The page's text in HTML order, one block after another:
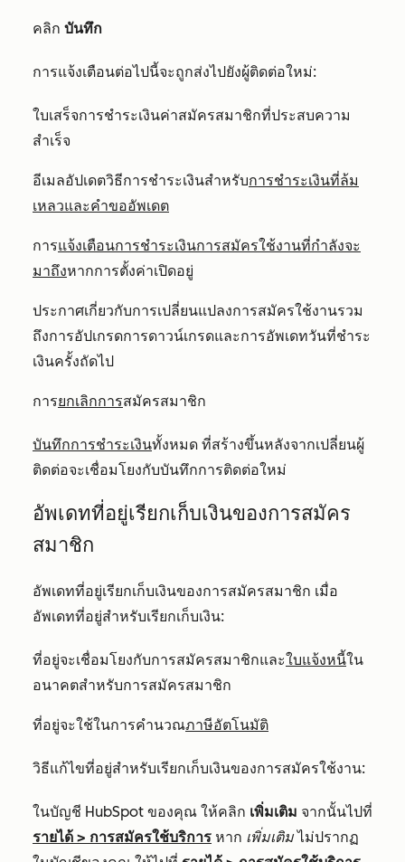
คลิก บันทึก
การแจ้งเตือนต่อไปนี้จะถูกส่งไปยังผู้ติดต่อใหม่:
ใบเสร็จการชำระเงินค่าสมัครสมาชิกที่ประสบความ
สำเร็จ
อีเมลอัปเดตวิธีการชำระเงินสำหรับการชำระเงินที่ล้ม
เหลวและคำขออัพเดต
การแจ้งเตือนการชำระเงินการสมัครใช้งานที่กำลังจะ
มาถึงหากการตั้งค่าเปิดอยู่
ประกาศเกี่ยวกับการเปลี่ยนแปลงการสมัครใช้งานรวม
ถึงการอัปเกรดการดาวน์เกรดและการอัพเดทวันที่ชำระ
เงินครั้งถัดไป
การยกเลิกการสมัครสมาชิก
บันทึกการชำระเงินทั้งหมด ที่สร้างขึ้นหลังจากเปลี่ยนผู้
ติดต่อจะเชื่อมโยงกับบันทึกการติดต่อใหม่
อัพเดทที่อยู่เรียกเก็บเงินของการสมัคร
สมาชิก
อัพเดทที่อยู่เรียกเก็บเงินของการสมัครสมาชิก เมื่อ
อัพเดทที่อยู่สำหรับเรียกเก็บเงิน:
ที่อยู่จะเชื่อมโยงกับการสมัครสมาชิกและใบแจ้งหนี้ใน
อนาคตสำหรับการสมัครสมาชิก
ที่อยู่จะใช้ในการคำนวณภาษีอัตโนมัติ
วิธีแก้ไขที่อยู่สำหรับเรียกเก็บเงินของการสมัครใช้งาน:
ในบัญชี HubSpot ของคุณ ให้คลิก เพิ่มเติม จากนั้นไปที่
รายได้ > การสมัครใช้บริการ หาก เพิ่มเติมไม่ปรากฏ